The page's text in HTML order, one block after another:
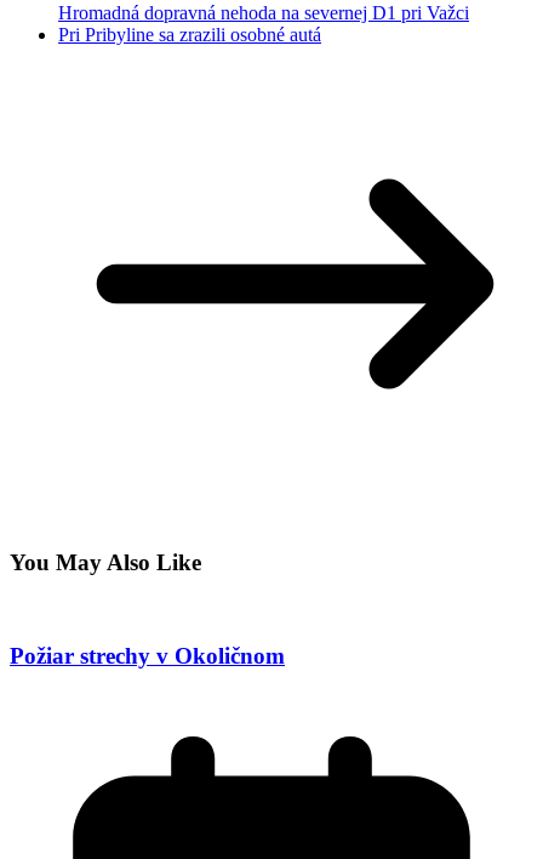
Hromadná dopravná nehoda na severnej D1 pri Važci
Pri Pribyline sa zrazili osobné autá
You May Also Like
Požiar strechy v Okoličnom